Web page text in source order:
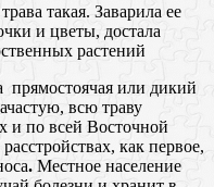
такая. Заварила ее
и цветы, достала
растений
прямостоячая или дикий
всю траву
и по всей Восточной
как первое,
. Местное население